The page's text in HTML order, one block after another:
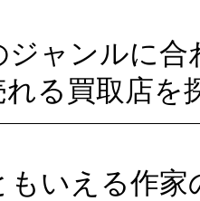
ジャンルに合
る買取店を
もいえる作家